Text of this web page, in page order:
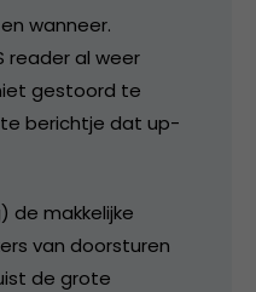
wanneer.
reader al weer
gestoord te
berichtje dat up-
de makkelijke
van doorsturen
de grote